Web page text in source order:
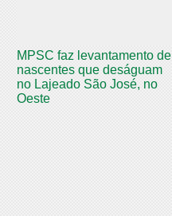
MPSC faz levantamento de
nascentes que deságuam
no Lajeado São José, no
Oeste